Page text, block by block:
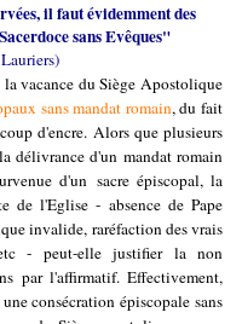
il faut évidemment des
sans Evêques"
vacance du Siège Apostolique
sans mandat romain, du fait
d'encre. Alors que plusieurs
délivrance d'un mandat romain
d'un sacre épiscopal, la
de l'Eglise - absence de Pape
invalide, raréfaction des vrais
etc - peut-elle justifier la non
par l'affirmatif. Effectivement,
consécration épiscopale sans